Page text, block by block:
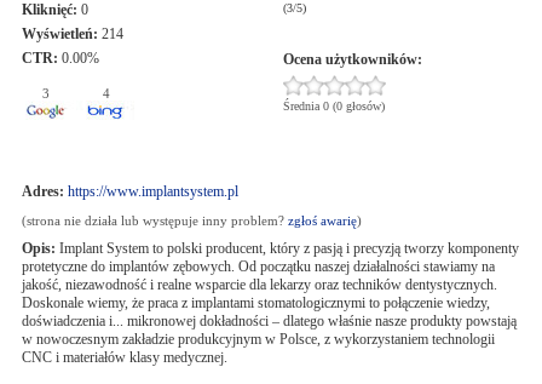
Kliknięć: 0
Wyświetleń: 214
CTR: 0.00%
3 4
(3/5)
Ocena użytkowników:
Średnia 0 (0 głosów)
Adres: https://www.implantsystem.pl
(strona nie działa lub występuje inny problem? zgłoś awarię)
Opis: Implant System to polski producent, który z pasją i precyzją tworzy komponenty
protetyczne do implantów zębowych. Od początku naszej działalności stawiamy na
jakość, niezawodność i realne wsparcie dla lekarzy oraz techników dentystycznych.
Doskonale wiemy, że praca z implantami stomatologicznymi to połączenie wiedzy,
doświadczenia i... mikronowej dokładności – dlatego właśnie nasze produkty powstają
w nowoczesnym zakładzie produkcyjnym w Polsce, z wykorzystaniem technologii
CNC i materiałów klasy medycznej.